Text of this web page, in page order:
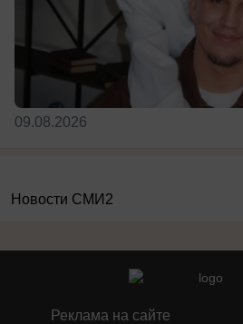
09.08.2026
Новости СМИ2
Реклама на сайте